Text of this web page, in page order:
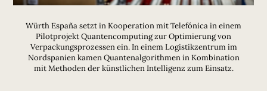
Würth España setzt in Kooperation mit Telefónica in einem
Pilotprojekt Quantencomputing zur Optimierung von
Verpackungsprozessen ein. In einem Logistikzentrum im
Nordspanien kamen Quantenalgorithmen in Kombination
mit Methoden der künstlichen Intelligenz zum Einsatz.